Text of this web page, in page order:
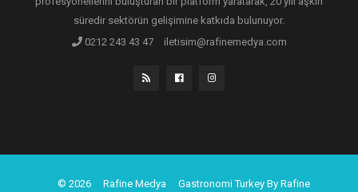
süredir sektörün gelişimine katkıda bulunuyor.
0212 243 43 47
iletisim@rafinemedya.com
© 2026 Rafine Medya Gastronomi Turkey By Rafine